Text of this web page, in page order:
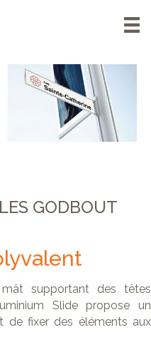
GODBOUT
mât supportant des têtes
Slide propose un
de fixer des éléments aux